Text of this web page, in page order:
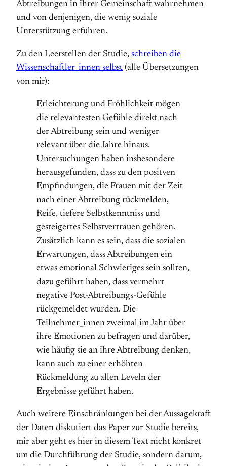
Abtreibungen in ihrer Gemeinschaft wahrnehmen
und von denjenigen, die wenig soziale
Unterstützung erfuhren.
Zu den Leerstellen der Studie, schreiben die
Wissenschaftler_innen selbst (alle Übersetzungen
von mir):
Erleichterung und Fröhlichkeit mögen
die relevantesten Gefühle direkt nach
der Abtreibung sein und weniger
relevant über die Jahre hinaus.
Untersuchungen haben insbesondere
herausgefunden, dass zu den positven
Empfindungen, die Frauen mit der Zeit
nach einer Abtreibung rückmelden,
Reife, tiefere Selbstkenntniss und
gesteigertes Selbstvertrauen gehören.
Zusätzlich kann es sein, dass die sozialen
Erwartungen, dass Abtreibungen ein
etwas emotional Schwieriges sein sollten,
dazu geführt haben, dass vermehrt
negative Post-Abtreibungs-Gefühle
rückgemeldet wurden. Die
Teilnehmer_innen zweimal im Jahr über
ihre Emotionen zu befragen und darüber,
wie häufig sie an ihre Abtreibung denken,
kann auch zu einer erhöhten
Rückmeldung zu allen Leveln der
Ergebnisse geführt haben.
Auch weitere Einschränkungen bei der Aussagekraft
der Daten diskutiert das Paper zur Studie bereits,
mir aber geht es hier in diesem Text nicht konkret
um die Durchführung der Studie, sondern darum,